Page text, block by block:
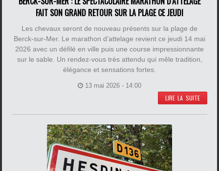
FAIT SON GRAND RETOUR SUR LA PLAGE CE JEUDI
Les chevaux seront de nouveau présents sur la plage de
Berck-sur-Mer. Le marathon d’attelage revient ce jeudi 14 mai
2026 avec un défilé en ville puis une course impressionnante
sur le sable. Un rendez-vous très attendu qui mêle tradition,
élégance et sensations fortes.
13 mai 2026 - 14:00
LIRE LA SUITE